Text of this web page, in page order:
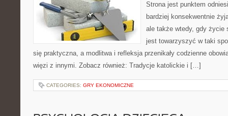
Strona jest punktem
bardziej konsekwentnie
ale także wtedy, gdy życie
jest towarzyszyć w taki
się praktyczna, a modlitwa i refleksja przenikały codzienne
więzi z innymi. Zobacz również: Tradycje katolickie i […]
CATEGORIES: GRY EKONOMICZNE